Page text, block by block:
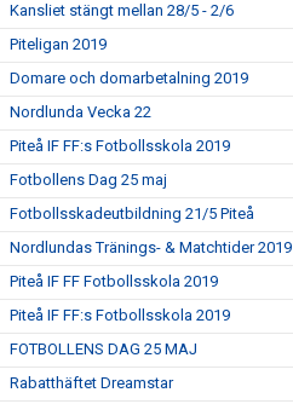
Kansliet stängt mellan 28/5 - 2/6
Piteligan 2019
Domare och domarbetalning 2019
Nordlunda Vecka 22
Piteå IF FF:s Fotbollsskola 2019
Fotbollens Dag 25 maj
Fotbollsskadeutbildning 21/5 Piteå
Nordlundas Tränings- & Matchtider 2019
Piteå IF FF Fotbollsskola 2019
Piteå IF FF:s Fotbollsskola 2019
FOTBOLLENS DAG 25 MAJ
Rabatthäftet Dreamstar